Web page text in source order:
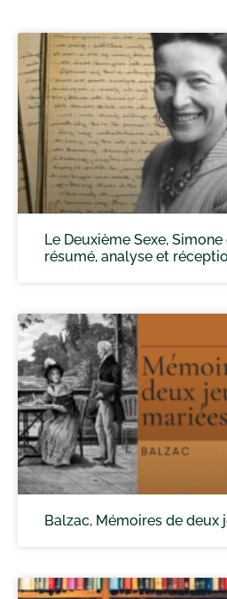
Le Deuxième Sexe,
résumé, analyse et
Balzac, Mémoires de deux